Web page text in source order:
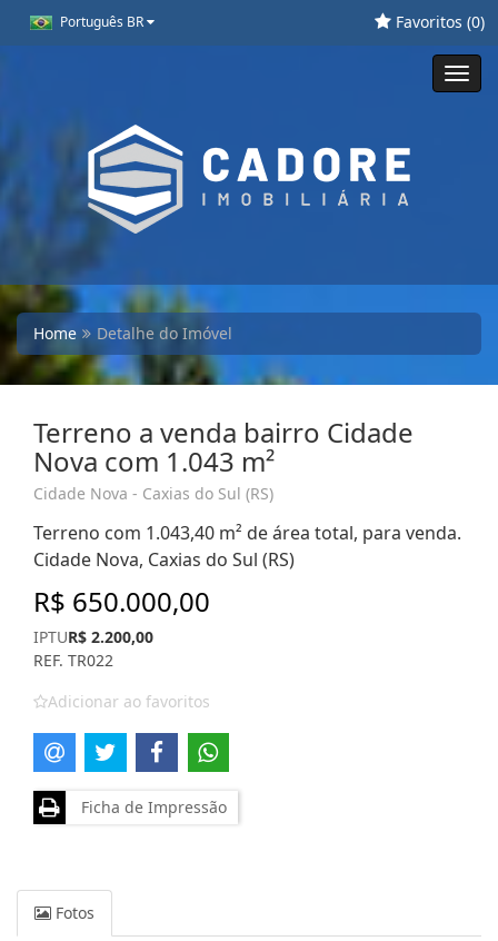
Português BR Favoritos (0)
Home Detalhe do Imóvel
Terreno a venda bairro Cidade
Nova com 1.043 m²
Cidade Nova - Caxias do Sul (RS)
Terreno com 1.043,40 m² de área total, para venda.
Cidade Nova, Caxias do Sul (RS)
R$ 650.000,00
IPTUR$ 2.200,00
REF. TR022
Adicionar ao favoritos
Ficha de Impressão
Fotos